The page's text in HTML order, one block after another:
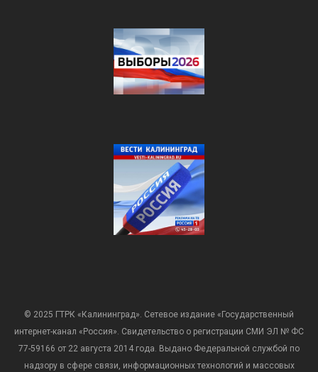
© 2025 ГТРК «Калининград». Сетевое издание «Государственный
интернет-канал «Россия». Свидетельство о регистрации СМИ ЭЛ № ФС
77-59166 от 22 августа 2014 года. Выдано Федеральной службой по
надзору в сфере связи, информационных технологий и массовых